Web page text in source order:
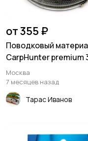
от 355 ₽
Поводковый
CarpHunter premium
(15кг)
Москва
7 месяцев назад
Тарас Иванов